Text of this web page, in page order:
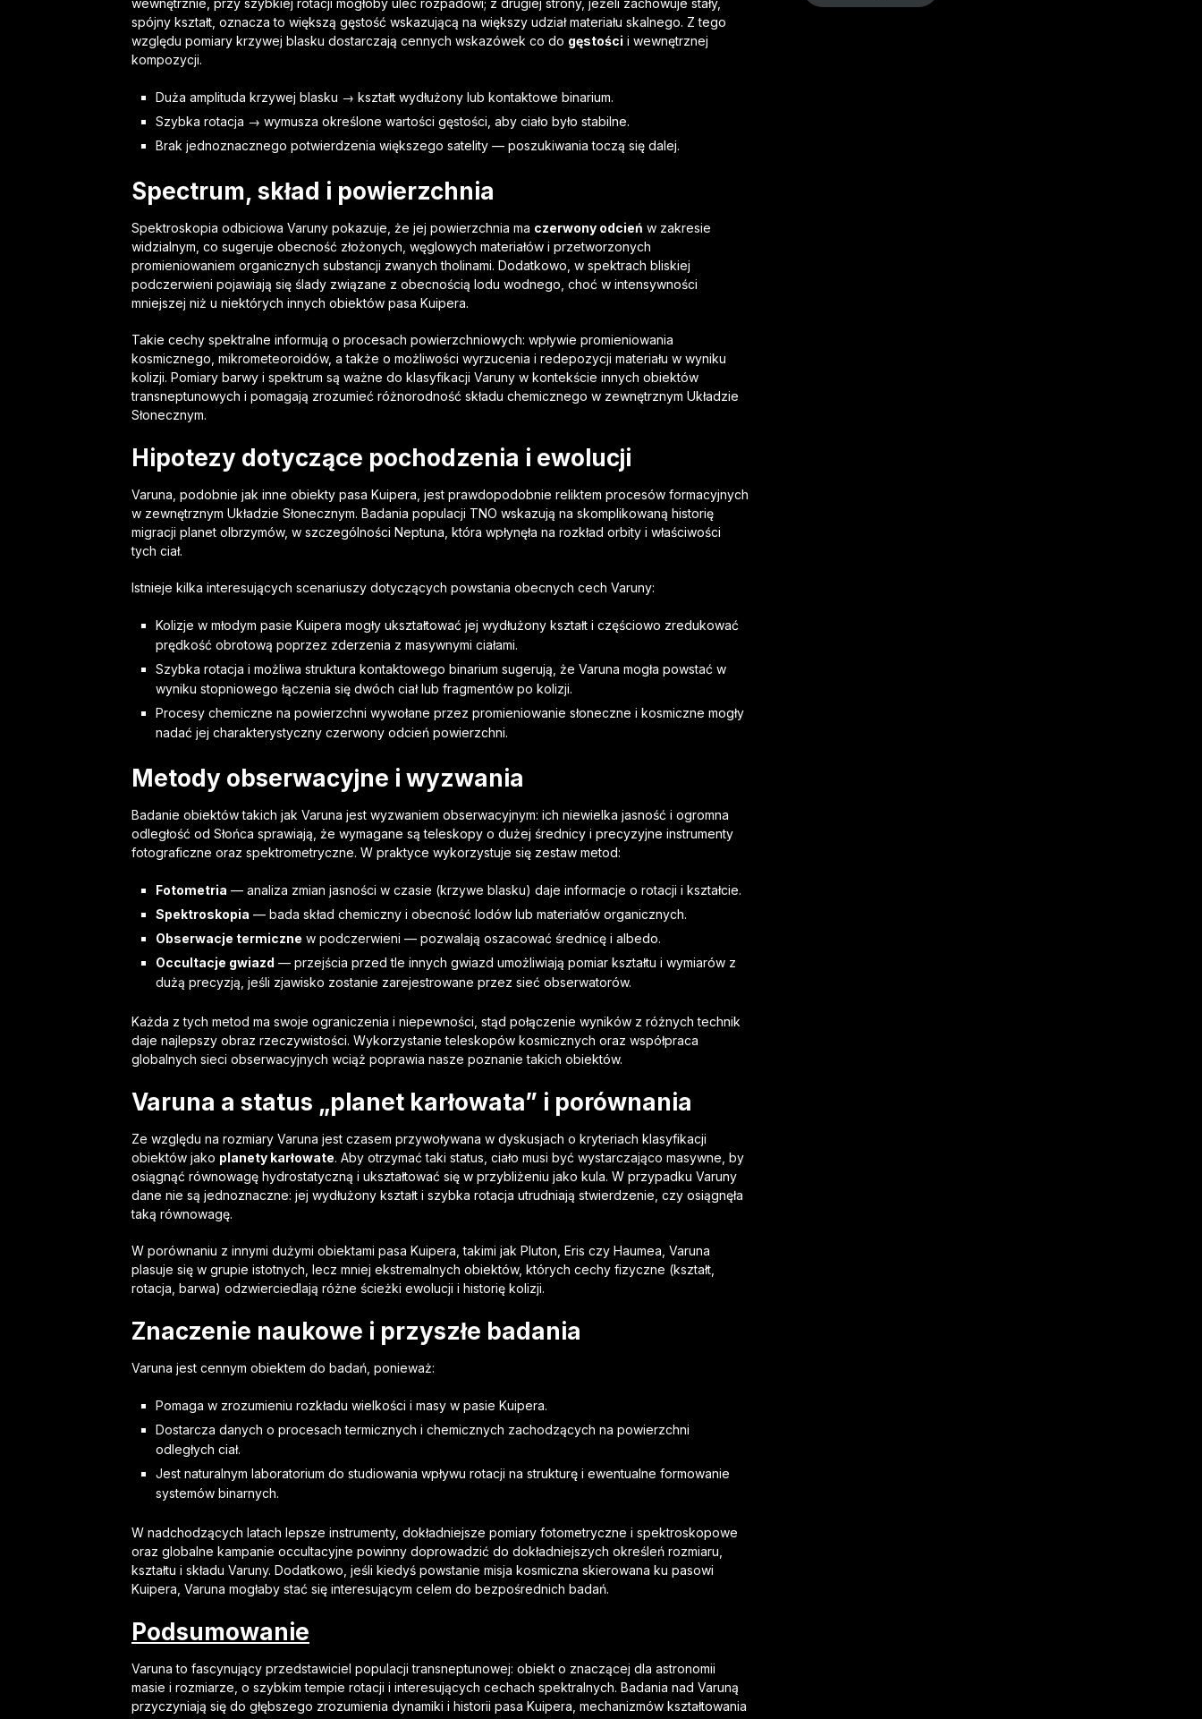
wewnętrznie, przy szybkiej rotacji mogłoby ulec rozpadowi; z drugiej strony, jeżeli zachowuje stały,
spójny kształt, oznacza to większą gęstość wskazującą na większy udział materiału skalnego. Z tego
względu pomiary krzywej blasku dostarczają cennych wskazówek co do gęstości i wewnętrznej
kompozycji.
Duża amplituda krzywej blasku → kształt wydłużony lub kontaktowe binarium.
Szybka rotacja → wymusza określone wartości gęstości, aby ciało było stabilne.
Brak jednoznacznego potwierdzenia większego satelity — poszukiwania toczą się dalej.
Spectrum, skład i powierzchnia
Spektroskopia odbiciowa Varuny pokazuje, że jej powierzchnia ma czerwony odcień w zakresie
widzialnym, co sugeruje obecność złożonych, węglowych materiałów i przetworzonych
promieniowaniem organicznych substancji zwanych tholinami. Dodatkowo, w spektrach bliskiej
podczerwieni pojawiają się ślady związane z obecnością lodu wodnego, choć w intensywności
mniejszej niż u niektórych innych obiektów pasa Kuipera.
Takie cechy spektralne informują o procesach powierzchniowych: wpływie promieniowania
kosmicznego, mikrometeoroidów, a także o możliwości wyrzucenia i redepozycji materiału w wyniku
kolizji. Pomiary barwy i spektrum są ważne do klasyfikacji Varuny w kontekście innych obiektów
transneptunowych i pomagają zrozumieć różnorodność składu chemicznego w zewnętrznym Układzie
Słonecznym.
Hipotezy dotyczące pochodzenia i ewolucji
Varuna, podobnie jak inne obiekty pasa Kuipera, jest prawdopodobnie reliktem procesów formacyjnych
w zewnętrznym Układzie Słonecznym. Badania populacji TNO wskazują na skomplikowaną historię
migracji planet olbrzymów, w szczególności Neptuna, która wpłynęła na rozkład orbity i właściwości
tych ciał.
Istnieje kilka interesujących scenariuszy dotyczących powstania obecnych cech Varuny:
Kolizje w młodym pasie Kuipera mogły ukształtować jej wydłużony kształt i częściowo zredukować
prędkość obrotową poprzez zderzenia z masywnymi ciałami.
Szybka rotacja i możliwa struktura kontaktowego binarium sugerują, że Varuna mogła powstać w
wyniku stopniowego łączenia się dwóch ciał lub fragmentów po kolizji.
Procesy chemiczne na powierzchni wywołane przez promieniowanie słoneczne i kosmiczne mogły
nadać jej charakterystyczny czerwony odcień powierzchni.
Metody obserwacyjne i wyzwania
Badanie obiektów takich jak Varuna jest wyzwaniem obserwacyjnym: ich niewielka jasność i ogromna
odległość od Słońca sprawiają, że wymagane są teleskopy o dużej średnicy i precyzyjne instrumenty
fotograficzne oraz spektrometryczne. W praktyce wykorzystuje się zestaw metod:
Fotometria — analiza zmian jasności w czasie (krzywe blasku) daje informacje o rotacji i kształcie.
Spektroskopia — bada skład chemiczny i obecność lodów lub materiałów organicznych.
Obserwacje termiczne w podczerwieni — pozwalają oszacować średnicę i albedo.
Occultacje gwiazd — przejścia przed tle innych gwiazd umożliwiają pomiar kształtu i wymiarów z
dużą precyzją, jeśli zjawisko zostanie zarejestrowane przez sieć obserwatorów.
Każda z tych metod ma swoje ograniczenia i niepewności, stąd połączenie wyników z różnych technik
daje najlepszy obraz rzeczywistości. Wykorzystanie teleskopów kosmicznych oraz współpraca
globalnych sieci obserwacyjnych wciąż poprawia nasze poznanie takich obiektów.
Varuna a status „planet karłowata” i porównania
Ze względu na rozmiary Varuna jest czasem przywoływana w dyskusjach o kryteriach klasyfikacji
obiektów jako planety karłowate. Aby otrzymać taki status, ciało musi być wystarczająco masywne, by
osiągnąć równowagę hydrostatyczną i ukształtować się w przybliżeniu jako kula. W przypadku Varuny
dane nie są jednoznaczne: jej wydłużony kształt i szybka rotacja utrudniają stwierdzenie, czy osiągnęła
taką równowagę.
W porównaniu z innymi dużymi obiektami pasa Kuipera, takimi jak Pluton, Eris czy Haumea, Varuna
plasuje się w grupie istotnych, lecz mniej ekstremalnych obiektów, których cechy fizyczne (kształt,
rotacja, barwa) odzwierciedlają różne ścieżki ewolucji i historię kolizji.
Znaczenie naukowe i przyszłe badania
Varuna jest cennym obiektem do badań, ponieważ:
Pomaga w zrozumieniu rozkładu wielkości i masy w pasie Kuipera.
Dostarcza danych o procesach termicznych i chemicznych zachodzących na powierzchni
odległych ciał.
Jest naturalnym laboratorium do studiowania wpływu rotacji na strukturę i ewentualne formowanie
systemów binarnych.
W nadchodzących latach lepsze instrumenty, dokładniejsze pomiary fotometryczne i spektroskopowe
oraz globalne kampanie occultacyjne powinny doprowadzić do dokładniejszych określeń rozmiaru,
kształtu i składu Varuny. Dodatkowo, jeśli kiedyś powstanie misja kosmiczna skierowana ku pasowi
Kuipera, Varuna mogłaby stać się interesującym celem do bezpośrednich badań.
Podsumowanie
Varuna to fascynujący przedstawiciel populacji transneptunowej: obiekt o znaczącej dla astronomii
masie i rozmiarze, o szybkim tempie rotacji i interesujących cechach spektralnych. Badania nad Varuną
przyczyniają się do głębszego zrozumienia dynamiki i historii pasa Kuipera, mechanizmów kształtowania